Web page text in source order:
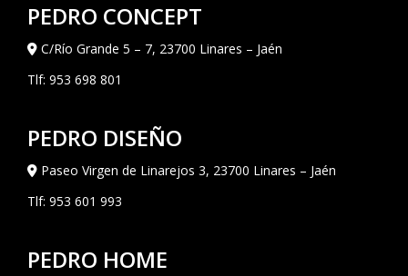
PEDRO CONCEPT
C/Río Grande 5 – 7, 23700 Linares – Jaén
Tlf: 953 698 801
PEDRO DISEÑO
Paseo Virgen de Linarejos 3, 23700 Linares – Jaén
Tlf: 953 601 993
PEDRO HOME